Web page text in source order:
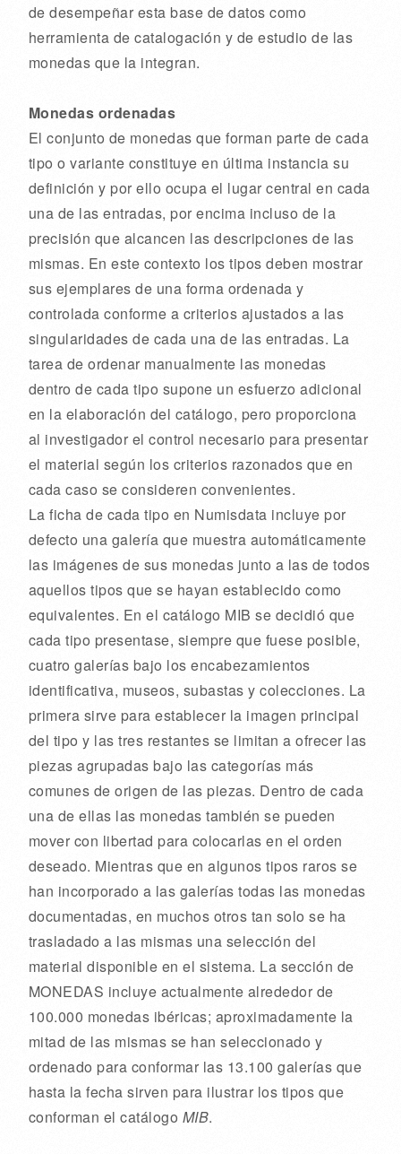
de desempeñar esta base de datos como
herramienta de catalogación y de estudio de las
monedas que la integran.
Monedas ordenadas
El conjunto de monedas que forman parte de cada
tipo o variante constituye en última instancia su
definición y por ello ocupa el lugar central en cada
una de las entradas, por encima incluso de la
precisión que alcancen las descripciones de las
mismas. En este contexto los tipos deben mostrar
sus ejemplares de una forma ordenada y
controlada conforme a criterios ajustados a las
singularidades de cada una de las entradas. La
tarea de ordenar manualmente las monedas
dentro de cada tipo supone un esfuerzo adicional
en la elaboración del catálogo, pero proporciona
al investigador el control necesario para presentar
el material según los criterios razonados que en
cada caso se consideren convenientes.
La ficha de cada tipo en Numisdata incluye por
defecto una galería que muestra automáticamente
las imágenes de sus monedas junto a las de todos
aquellos tipos que se hayan establecido como
equivalentes. En el catálogo MIB se decidió que
cada tipo presentase, siempre que fuese posible,
cuatro galerías bajo los encabezamientos
identificativa, museos, subastas y colecciones. La
primera sirve para establecer la imagen principal
del tipo y las tres restantes se limitan a ofrecer las
piezas agrupadas bajo las categorías más
comunes de origen de las piezas. Dentro de cada
una de ellas las monedas también se pueden
mover con libertad para colocarlas en el orden
deseado. Mientras que en algunos tipos raros se
han incorporado a las galerías todas las monedas
documentadas, en muchos otros tan solo se ha
trasladado a las mismas una selección del
material disponible en el sistema. La sección de
MONEDAS incluye actualmente alrededor de
100.000 monedas ibéricas; aproximadamente la
mitad de las mismas se han seleccionado y
ordenado para conformar las 13.100 galerías que
hasta la fecha sirven para ilustrar los tipos que
conforman el catálogo MIB.